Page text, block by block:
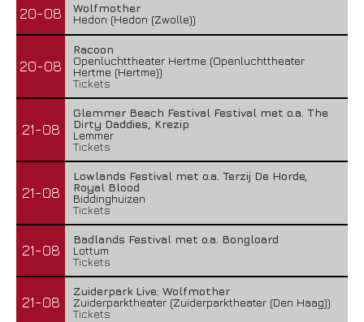
20-08
Wolfmother
Hedon (Hedon (Zwolle))
20-08
Racoon
Openluchttheater Hertme (Openluchttheater
Hertme (Hertme))
Tickets
21-08
Glemmer Beach Festival Festival met o.a. The
Dirty Daddies, Krezip
Lemmer
Tickets
21-08
Lowlands Festival met o.a. Terzij De Horde,
Royal Blood
Biddinghuizen
Tickets
21-08
Badlands Festival met o.a. Bongloard
Lottum
Tickets
21-08
Zuiderpark Live: Wolfmother
Zuiderparktheater (Zuiderparktheater (Den Haag))
Tickets